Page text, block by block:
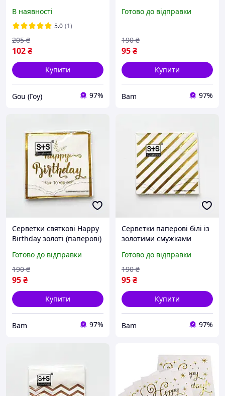
народження
В наявності
5.0 (1)
102₴
205 ₴
Купити
Gou (Гоу) 97%
народження,
декору свята bam
Готово до відправки
95₴
190 ₴
Купити
Bam 97%
Серветки святкові Happy
Birthday золоті (паперові)
народження,
сервірування столу,
декору свята bam
Готово до відправки
95₴
190 ₴
Купити
Bam 97%
Серветки паперові білі із
золотими смужками
сервірування столу, дня
народження, весілля,
вечірки bam
Готово до відправки
95₴
190 ₴
Купити
Bam 97%